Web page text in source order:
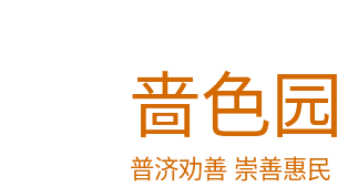
啬色园
普济劝善 崇善惠民